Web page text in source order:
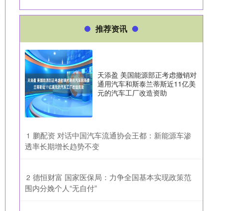
推荐资讯
天添盈 美国能源部正考虑撤销对
通用汽车和斯泰兰蒂斯近11亿美
元的汽车工厂改造资助
1 ​鹏配资 对话中国汽车流通协会王都：新能源车渗
透率长期增长趋势不变
2 ​德恒财富 国家医保局：力争全国基本实现政策范
围内分娩个人“无自付”